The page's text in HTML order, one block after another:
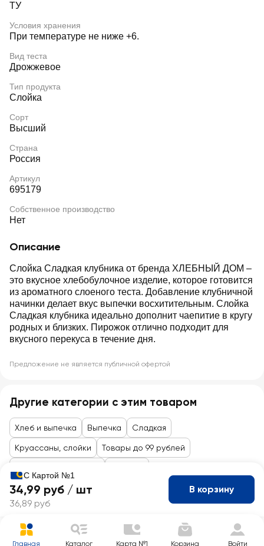
ТУ
Условия хранения
При температуре не ниже +6.
Вид теста
Дрожжевое
Тип продукта
Слойка
Сорт
Высший
Страна
Россия
Артикул
695179
Собственное производство
Нет
Описание
Слойка Сладкая клубника от бренда ХЛЕБНЫЙ ДОМ –
это вкусное хлебобулочное изделие, которое готовится
из ароматного слоеного теста. Добавление клубничной
начинки делает вкус выпечки восхитительным. Слойка
Сладкая клубника идеально дополнит чаепитие в кругу
родных и близких. Пирожок отлично подходит для
вкусного перекуса в течение дня.
Предложение не является публичной офертой
Другие категории с этим товаром
Хлеб и выпечка Выпечка Сладкая
Круассаны, слойки Товары до 99 рублей
С Картой №1
34,99 руб / шт
36,89 руб
В корзину
Главная Каталог Карта №1 Корзина Войти